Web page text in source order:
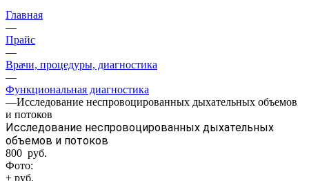
Главная
—
Прайс
—
Врачи, процедуры, диагностика
—
Функциональная диагностика
—Исследование неспровоцированных дыхательных объемов
и потоков
Исследование неспровоцированных дыхательных
объемов и потоков
800 руб.
Фото:
+ руб.